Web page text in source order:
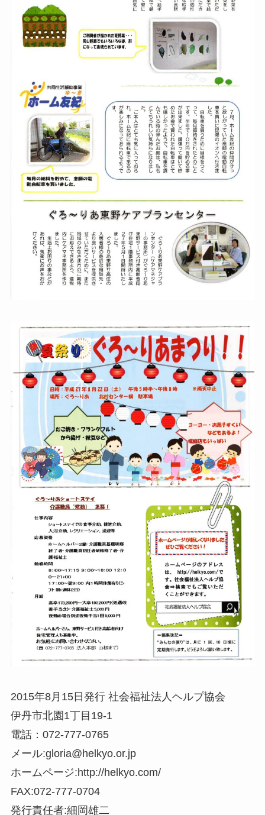
2015年8月15日発行 社会福祉法人ヘルプ協会
伊丹市北園1丁目19-1
電話：072-777-0765
メール:gloria@helkyo.or.jp
ホームページ:http://helkyo.com/
FAX:072-777-0704
発行責任者:細岡雄二